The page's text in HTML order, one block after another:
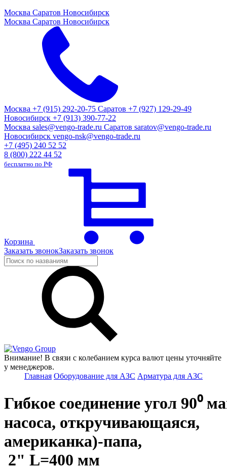
Москва Саратов Новосибирск
Москва Саратов Новосибирск
Москва +7 (915) 292-20-75 Саратов +7 (927) 129-29-49
Новосибирск +7 (913) 390-77-22
Москва sales@vengo-trade.ru Саратов saratov@vengo-trade.ru
Новосибирск vengo-nsk@vengo-trade.ru
+7 (495) 240 52 52
8 (800) 222 44 52
бесплатно по РФ
Корзина
Заказать звонокЗаказать звонок
Group
Внимание! В связи с колебанием курса валют цены уточняйте
у менеджеров.
Главная Оборудование для АЗС Арматура для АЗС
Гибкое соединение угол 90⁰
насоса, откручивающаяся,
американка)-папа,
2" L=400 мм